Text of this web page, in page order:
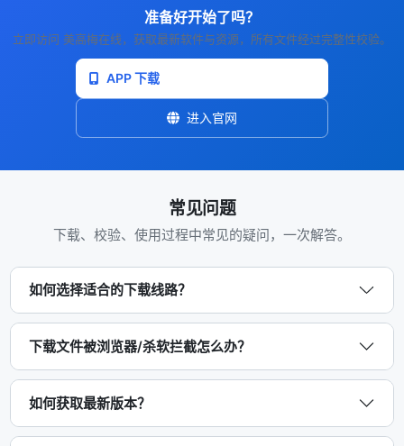
准备好开始了吗？
立即访问 美高梅在线，获取最新软件与资源，所有文件经过完整性校验。
APP 下载
进入官网
常见问题
下载、校验、使用过程中常见的疑问，一次解答。
如何选择适合的下载线路？
下载文件被浏览器/杀软拦截怎么办？
如何获取最新版本？